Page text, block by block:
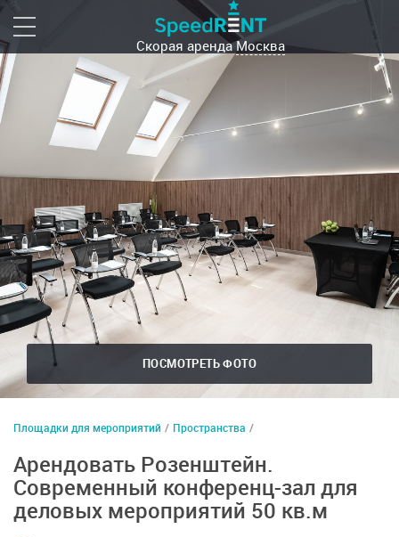
Скорая арендаМосква
ПОСМОТРЕТЬ ФОТО
Площадки для мероприятий / Пространства /
Арендовать Розенштейн.
Современный конференц-зал для
деловых мероприятий 50 кв.м